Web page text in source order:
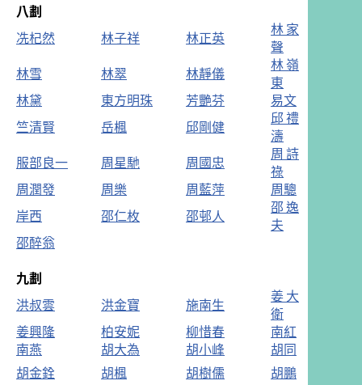
八劃
冼杞然
林子祥 林正英
林家
聲
林雪
林翠 林靜儀
林嶺
東
林黛
東方明珠 芳艷芬
易文
竺清賢
岳楓 邱剛健
邱禮
濤
服部良一
周星馳 周國忠
周詩
祿
周潤發
周樂 周藍萍
周驄
岸西
邵仁枚 邵邨人
邵逸
夫
邵醉翁
九劃
洪叔雲
洪金寶 施南生
姜大
衛
姜興隆
柏安妮 柳惜春
南紅
南燕
胡大為 胡小峰
胡同
胡金銓
胡楓 胡樹儒
胡鵬